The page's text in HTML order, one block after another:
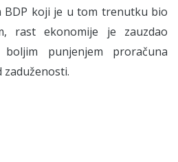
BDP koji je u tom trenutku bio
rast ekonomije je zauzdao
punjenjem proračuna